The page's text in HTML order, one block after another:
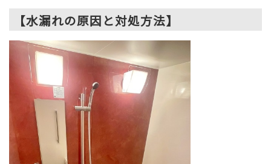
【水漏れの原因と対処方法】